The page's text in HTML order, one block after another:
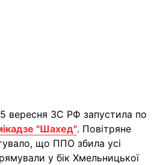
вересня ЗС РФ запустила по
"Шахед". Повітряне
що ППО збила усі
у бік Хмельницької